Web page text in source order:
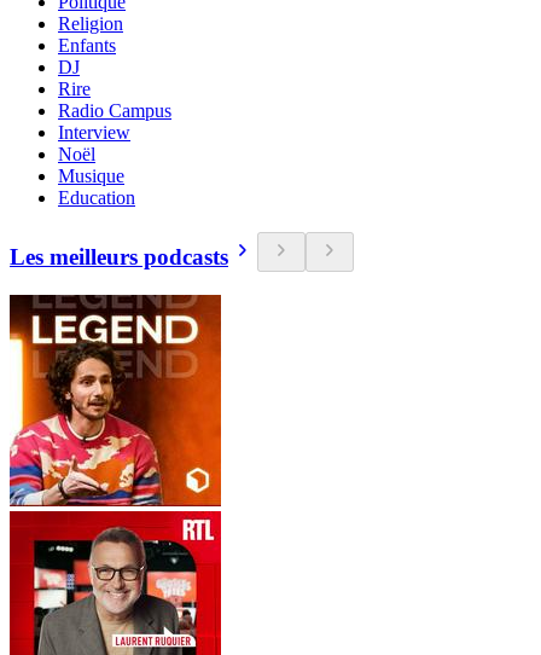
Religion
Enfants
DJ
Rire
Radio Campus
Interview
Noël
Musique
Education
Les meilleurs podcasts